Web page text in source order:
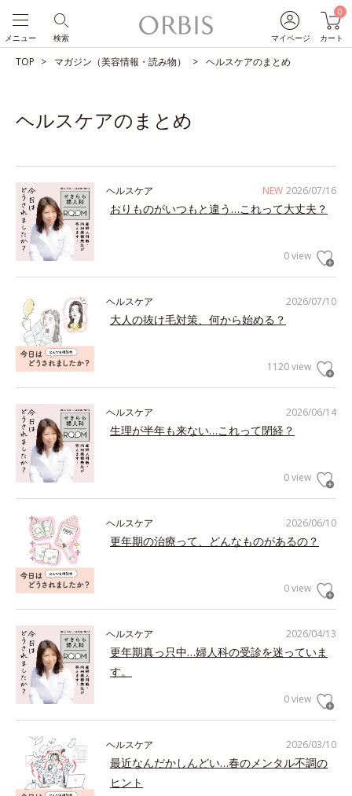
マイページ
0
カート
検索
メニュー
TOP マガジン（美容情報・読み物） ヘルスケアのまとめ
ヘルスケアのまとめ
NEW 2026/07/16
ヘルスケア
おりものがいつもと違う…これって大丈夫？
0 view
2026/07/10
ヘルスケア
大人の抜け毛対策、何から始める？
1120 view
2026/06/14
ヘルスケア
生理が半年も来ない…これって閉経？
0 view
2026/06/10
ヘルスケア
更年期の治療って、どんなものがあるの？
0 view
2026/04/13
ヘルスケア
更年期真っ只中…婦人科の受診を迷っていま
す。
0 view
2026/03/10
ヘルスケア
最近なんだかしんどい…春のメンタル不調の
ヒント